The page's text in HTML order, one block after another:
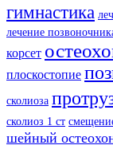
гимнастика
лечение
корсет
плоскостопие
сколиоза
сколиоз 1 ст
шейный